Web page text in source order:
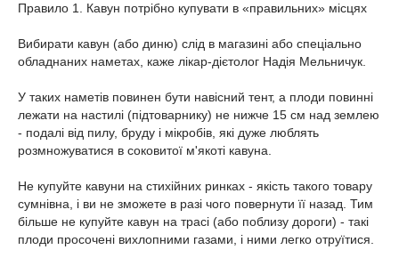
Правило 1. Кавун потрібно купувати в «правильних» місцях
Вибирати кавун (або диню) слід в магазині або спеціально
обладнаних наметах, каже лікар-дієтолог Надія Мельничук.
У таких наметів повинен бути навісний тент, а плоди повинні
лежати на настилі (підтоварнику) не нижче 15 см над землею
- подалі від пилу, бруду і мікробів, які дуже люблять
розмножуватися в соковитої м'якоті кавуна.
Не купуйте кавуни на стихійних ринках - якість такого товару
сумнівна, і ви не зможете в разі чого повернути її назад. Тим
більше не купуйте кавун на трасі (або поблизу дороги) - такі
плоди просочені вихлопними газами, і ними легко отруїтися.